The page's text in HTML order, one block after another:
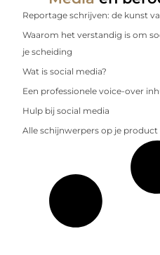
Reportage schrijven: de kunst
Waarom het verstandig is om
je scheiding
Wat is social media?
Een professionele voice-over
Hulp bij social media
Alle schijnwerpers op je